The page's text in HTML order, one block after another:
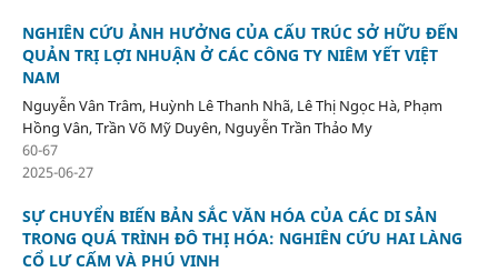
NGHIÊN CỨU ẢNH HƯỞNG CỦA CẤU TRÚC SỞ HỮU ĐẾN
QUẢN TRỊ LỢI NHUẬN Ở CÁC CÔNG TY NIÊM YẾT VIỆT
NAM
Nguyễn Vân Trâm, Huỳnh Lê Thanh Nhã, Lê Thị Ngọc Hà, Phạm
Hồng Vân, Trần Võ Mỹ Duyên, Nguyễn Trần Thảo My
60-67
2025-06-27
SỰ CHUYỂN BIẾN BẢN SẮC VĂN HÓA CỦA CÁC DI SẢN
TRONG QUÁ TRÌNH ĐÔ THỊ HÓA: NGHIÊN CỨU HAI LÀNG
CỔ LƯ CẤM VÀ PHÚ VINH